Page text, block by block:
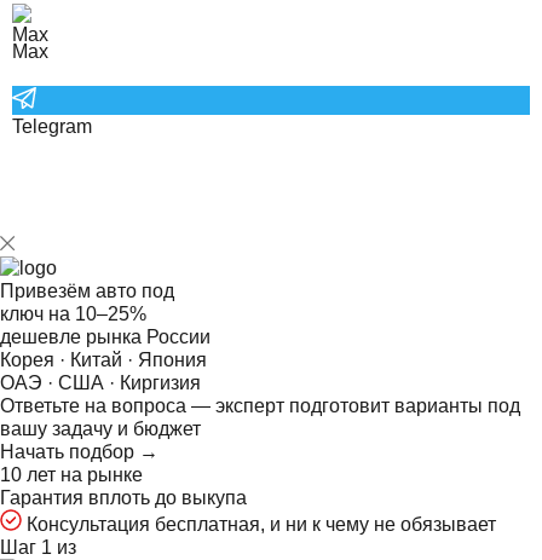
Max
Telegram
Привезём авто под
ключ на 10–25%
дешевле рынка России
Корея · Китай · Япония
ОАЭ · США · Киргизия
Ответьте на вопроса — эксперт подготовит варианты под
вашу задачу и бюджет
Начать подбор →
10 лет на рынке
Гарантия вплоть до выкупа
Консультация бесплатная, и ни к чему не обязывает
Шаг 1 из